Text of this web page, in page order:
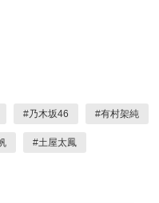
#乃木坂46 #有村架純
#土屋太鳳